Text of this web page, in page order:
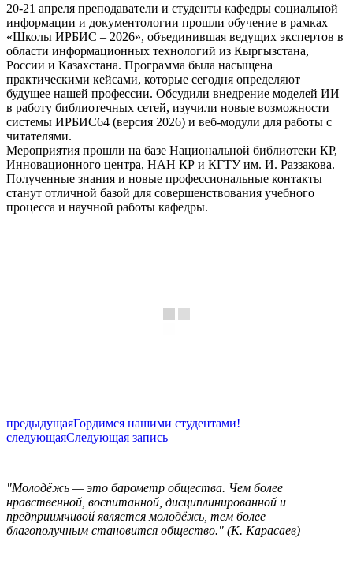
20-21 апреля преподаватели и студенты кафедры социальной
информации и документологии прошли обучение в рамках
«Школы ИРБИС – 2026», объединившая ведущих экспертов в
области информационных технологий из Кыргызстана,
России и Казахстана. Программа была насыщена
практическими кейсами, которые сегодня определяют
будущее нашей профессии. Обсудили внедрение моделей ИИ
в работу библиотечных сетей, изучили новые возможности
системы ИРБИС64 (версия 2026) и веб-модули для работы с
читателями.
Мероприятия прошли на базе Национальной библиотеки КР,
Инновационного центра, НАН КР и КГТУ им. И. Раззакова.
Полученные знания и новые профессиональные контакты
станут отличной базой для совершенствования учебного
процесса и научной работы кафедры.
предыдущаяГордимся нашими студентами!
следующаяСледующая запись
"Молодёжь — это барометр общества. Чем более
нравственной, воспитанной, дисциплинированной и
предприимчивой является молодёжь, тем более
благополучным становится общество." (К. Карасаев)